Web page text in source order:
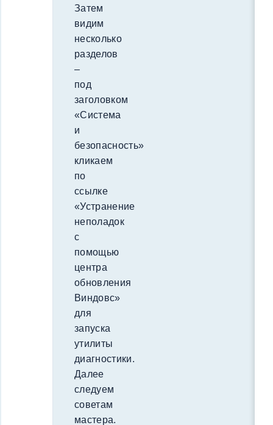
Затем
видим
несколько
разделов
–
под
заголовком
«Система
и
безопасность»
кликаем
по
ссылке
«Устранение
неполадок
с
помощью
центра
обновления
Виндовс»
для
запуска
утилиты
диагностики.
Далее
следуем
советам
мастера.